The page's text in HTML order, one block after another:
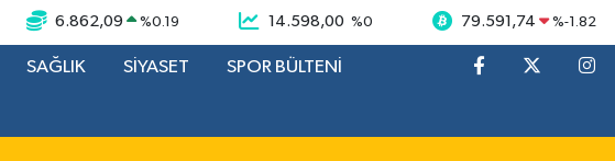
6.862,09 %0.19 14.598,00 %0 79.591,74 %-1.82
SAĞLIK SİYASET SPOR BÜLTENİ